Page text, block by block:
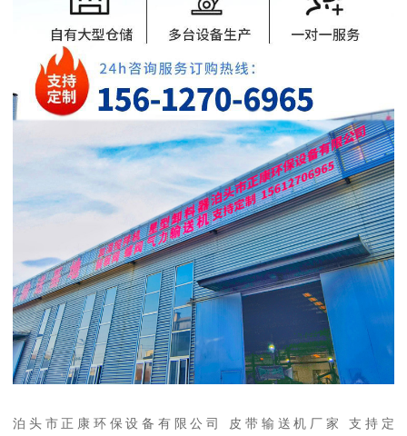
泊头市正康环保设备有限公司 皮带输送机厂家 支持定